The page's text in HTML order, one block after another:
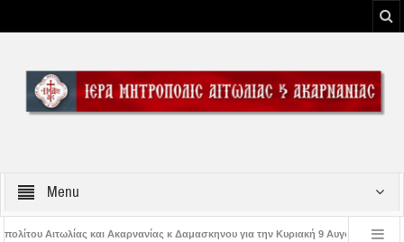
Menu
κ Δαμασκηνου για την Κυριακή 9 Αυγούστου 2026 Η εορτή της